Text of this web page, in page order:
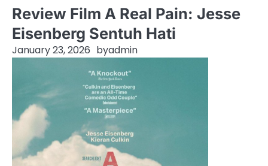
Review Film A Real Pain: Jesse
Eisenberg Sentuh Hati
January 23, 2026 byadmin